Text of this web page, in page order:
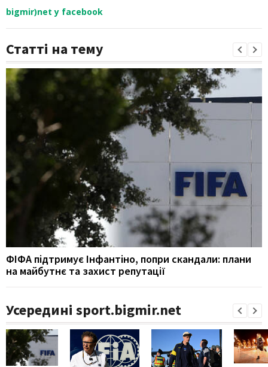
bigmir)net у facebook
Статті на тему
ФІФА підтримує Інфантіно, попри скандали: плани
на майбутнє та захист репутації
Усередині sport.bigmir.net